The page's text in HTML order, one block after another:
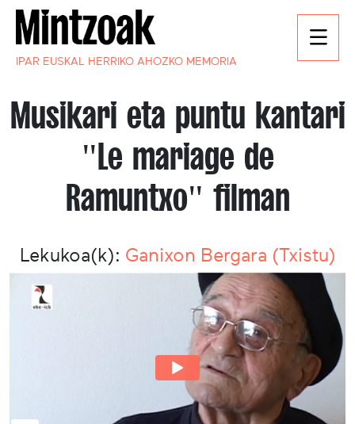
IPAR EUSKAL HERRIKO AHOZKO MEMORIA
Musikari eta puntu kantari
"Le mariage de
Ramuntxo" filman
Lekukoa(k): Ganixon Bergara (Txistu)